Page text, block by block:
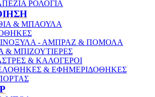
ΡΟΛΟΓΙΑ
& ΜΠΑΟΥΛΑ
- ΑΜΠΡΑΖ & ΠΟΜΟΛΑ
& ΜΠΙΖΟΥΤΙΕΡΕΣ
& ΚΑΛΟΓΕΡΟΙ
& ΕΦΗΜΕΡΙΔΟΘΗΚΕΣ